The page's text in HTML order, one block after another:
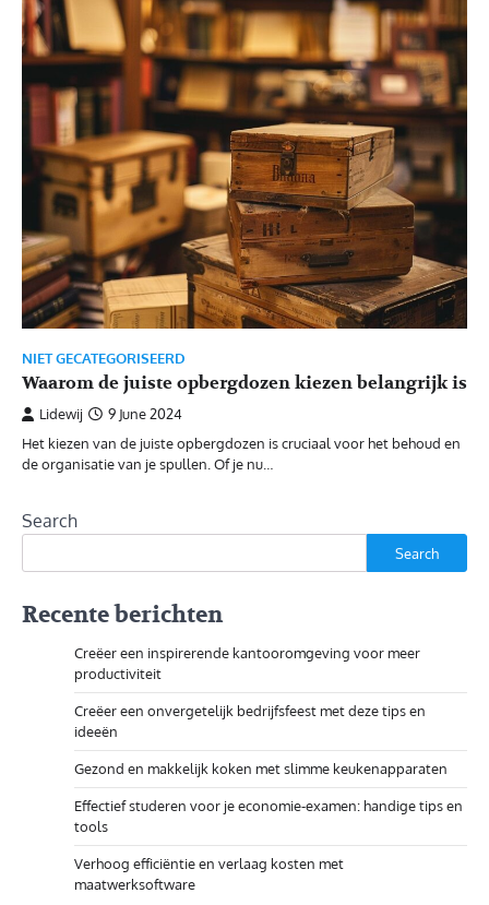
NIET GECATEGORISEERD
Waarom de juiste opbergdozen kiezen belangrijk is
Lidewij
9 June 2024
Het kiezen van de juiste opbergdozen is cruciaal voor het behoud en
de organisatie van je spullen. Of je nu…
Search
Search
Recente berichten
Creëer een inspirerende kantooromgeving voor meer
productiviteit
Creëer een onvergetelijk bedrijfsfeest met deze tips en
ideeën
Gezond en makkelijk koken met slimme keukenapparaten
Effectief studeren voor je economie-examen: handige tips en
tools
Verhoog efficiëntie en verlaag kosten met
maatwerksoftware